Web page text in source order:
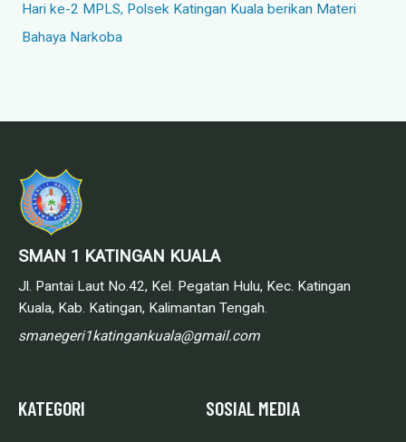
Hari ke-2 MPLS, Polsek Katingan Kuala berikan Materi
Bahaya Narkoba
SMAN 1 KATINGAN KUALA
Jl. Pantai Laut No.42, Kel. Pegatan Hulu, Kec. Katingan
Kuala, Kab. Katingan, Kalimantan Tengah.
smanegeri1katingankuala@gmail.com
KATEGORI SOSIAL MEDIA